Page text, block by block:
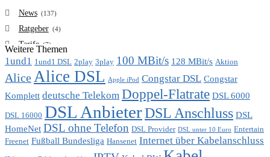
News (137)
Ratgeber (4)
Tarife (7)
VDSL (6)
Vergleich (7)
Weitere Themen
1und1 1und1 DSL 2play 3play 100 MBit/s 128 MBit/s Aktion
AliceAlice DSL Apple iPod Congstar DSL Congstar
Komplett deutsche Telekom Doppel-Flatrate DSL 6000
DSL 16000 DSL AnbieterDSL Anschluss DSL
HomeNet DSL ohne Telefon DSL Provider DSL unter 10 Euro Entertain
Freenet Fußball Bundesliga Hansenet Internet über Kabelanschluss